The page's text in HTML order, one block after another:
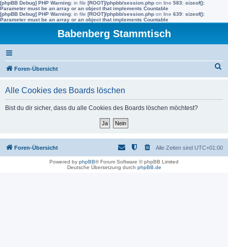
[phpBB Debug] PHP Warning: in file [ROOT]/phpbb/session.php on line 583: sizeof():
Parameter must be an array or an object that implements Countable
[phpBB Debug] PHP Warning: in file [ROOT]/phpbb/session.php on line 639: sizeof():
Parameter must be an array or an object that implements Countable
Babenberg Stammtisch
Foren-Übersicht
Alle Cookies des Boards löschen
Bist du dir sicher, dass du alle Cookies des Boards löschen möchtest?
Foren-Übersicht Alle Zeiten sind UTC+01:00
Powered by phpBB® Forum Software © phpBB Limited
Deutsche Übersetzung durch phpBB.de